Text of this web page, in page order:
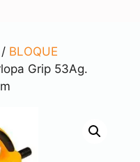
/ BLOQUE
Grip 53Ag.